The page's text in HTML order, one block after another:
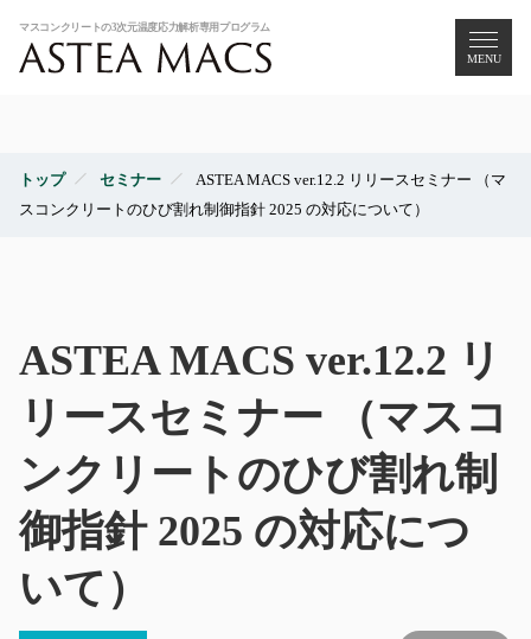
MENU
トップ セミナー
ASTEA MACS ver.12.2 リリースセミナー （マ
スコンクリートのひび割れ制御指針 2025 の対応について）
ASTEA MACS ver.12.2 リ
リースセミナー （マスコ
ンクリートのひび割れ制
御指針 2025 の対応につ
いて）